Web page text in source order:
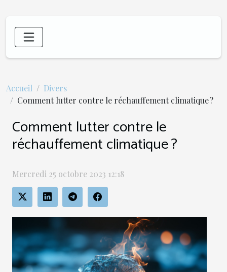
Accueil
Divers
Comment lutter contre le réchauffement climatique ?
Comment lutter contre le
réchauffement climatique ?
Mercredi 25 octobre 2023 12:18